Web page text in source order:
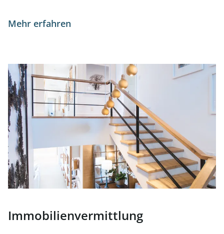
Mehr erfahren
Immobilienvermittlung